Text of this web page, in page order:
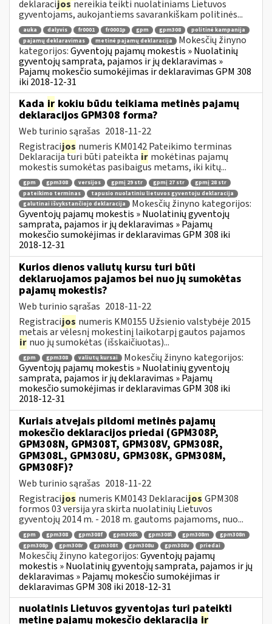
deklaracijosnereikia teikti nuolatiniams Lietuvos
gyventojams, aukojantiems savarankiškam politinės...
auka dalyvis fr0001 fr0001p gpm gpm308
politinė kampanija
pajamų deklaravimas
metinė pajamų deklaracija
Mokesčių žinyno
kategorijos:Gyventojų pajamų mokestis » Nuolatinių
gyventojų samprata, pajamos ir jų deklaravimas »
Pajamų mokesčio sumokėjimas ir deklaravimas GPM 308
iki 2018-12-31
Kada ir kokiu būdu teikiama metinės pajamų
deklaracijos GPM308 forma?
Web turinio sąrašas 2018-11-22
Registracijos numeris KM0142 Pateikimo terminas
Deklaracija turi būti pateikta ir mokėtinas pajamų
mokestis sumokėtas pasibaigus metams, iki kitų...
gpm gpm308 versijos gpmį 29 str gpmį 27 str
gpmį 28 str
pateikimo terminas
tapusio nuolatiniu lietuvos gyventoju deklaracija
galutinai išvykstančiojo deklaracija
Mokesčių žinyno kategorijos:
Gyventojų pajamų mokestis » Nuolatinių gyventojų
samprata, pajamos ir jų deklaravimas » Pajamų
mokesčio sumokėjimas ir deklaravimas GPM 308 iki
2018-12-31
Kurios dienos valiutų kursu turi būti
deklaruojamos pajamos bei nuo jų sumokėtas
pajamų mokestis?
Web turinio sąrašas 2018-11-22
Registracijos numeris KM0155 Užsienio valstybėje 2015
metais ar vėlesnį mokestinį laikotarpį gautos pajamos
ir nuo jų sumokėtas (išskaičiuotas)...
gpm gpm308 valiutų kursai
Mokesčių žinyno kategorijos:
Gyventojų pajamų mokestis » Nuolatinių gyventojų
samprata, pajamos ir jų deklaravimas » Pajamų
mokesčio sumokėjimas ir deklaravimas GPM 308 iki
2018-12-31
Kuriais atvejais pildomi metinės pajamų
mokesčio deklaracijos priedai (GPM308P,
GPM308N, GPM308T, GPM308V, GPM308R,
GPM308L, GPM308U, GPM308K, GPM308M,
GPM308F)?
Web turinio sąrašas 2018-11-22
Registracijos numeris KM0143 Deklaracijos GPM308
formos 03 versija yra skirta nuolatinių Lietuvos
gyventojų 2014 m. - 2018 m. gautoms pajamoms, nuo...
gpm gpm308 gpm308f gpm308k gpm308l gpm308m
gpm308n
gpm308p
gpm308r gpm308t gpm308u gpm308v priedai
Mokesčių žinyno kategorijos:Gyventojų pajamų
mokestis » Nuolatinių gyventojų samprata, pajamos ir jų
deklaravimas » Pajamų mokesčio sumokėjimas ir
deklaravimas GPM 308 iki 2018-12-31
nuolatinis Lietuvos gyventojas turi pateikti
metinę pajamų mokesčio deklaraciją ir